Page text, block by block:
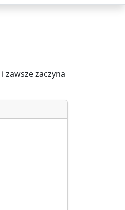
i zawsze zaczyna